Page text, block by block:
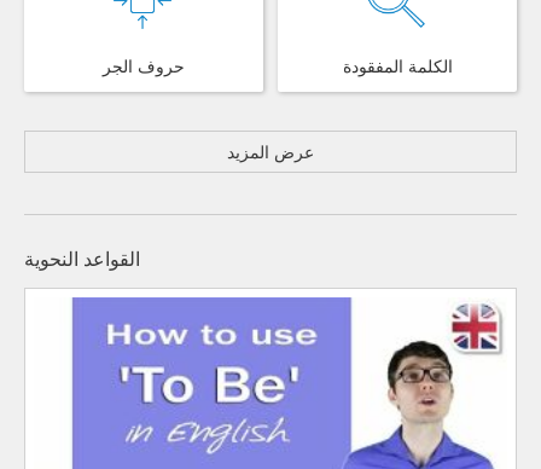
حروف الجر الكلمة المفقودة
عرض المزيد
القواعد النحوية